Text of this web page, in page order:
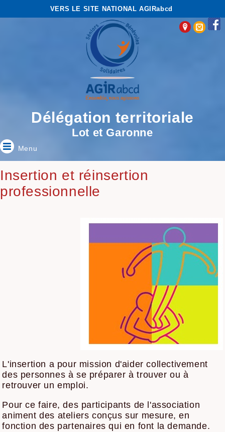
VERS LE SITE NATIONAL AGIRabcd
Délégation territoriale
Lot et Garonne
Menu
Insertion et réinsertion
professionnelle
L'insertion a pour mission d'aider collectivement
des personnes à se préparer à trouver ou à
retrouver un emploi.
Pour ce faire, des participants de l'association
animent des ateliers conçus sur mesure, en
fonction des partenaires qui en font la demande.